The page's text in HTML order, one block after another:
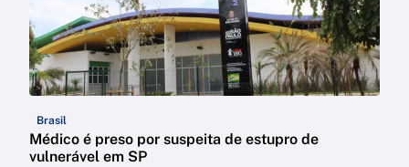
Brasil
Médico é preso por suspeita de estupro de
vulnerável em SP